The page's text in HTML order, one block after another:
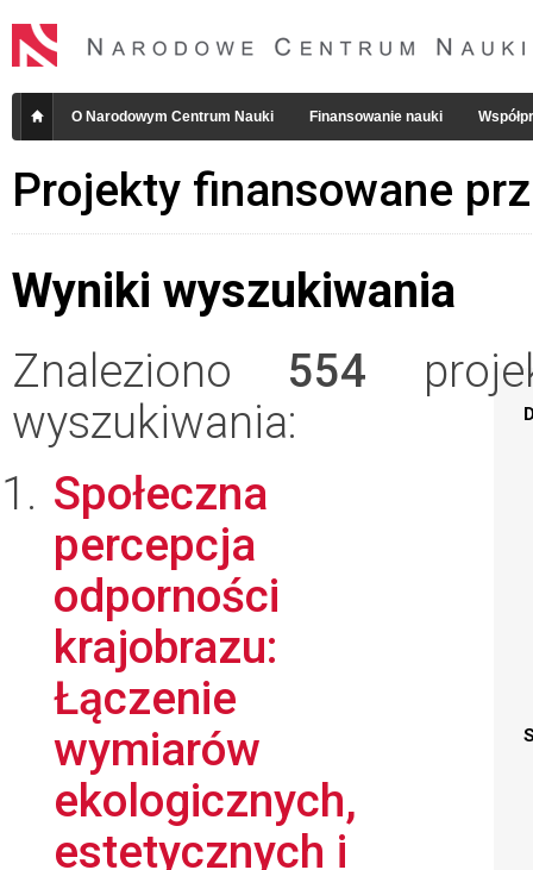
O Narodowym Centrum Nauki Finansowanie nauki
Projekty finansowane
Wyniki wyszukiwania
Znaleziono 554
wyszukiwania:
Społeczna
percepcja
odporności
krajobrazu:
Łączenie
wymiarów
ekologicznych,
estetycznych i